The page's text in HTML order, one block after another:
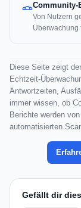
Community-
Von Nutzern
Überwachung
Diese Seite zeigt
Echtzeit-
Antwortzeiten,
immer wissen, ob
Berichte werden
automatisierten
Gefällt dir